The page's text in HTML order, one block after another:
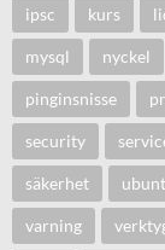
ipsc kurs
mysql nyckel
pinginsnisse
security
säkerhet
varning